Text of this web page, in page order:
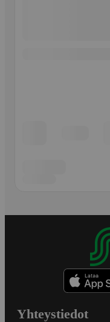
Yhteystiedot